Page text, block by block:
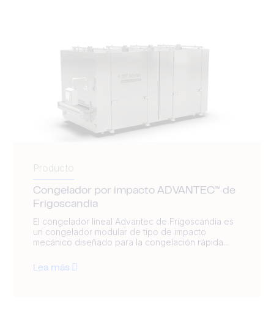
Producto
Congelador por impacto ADVANTEC™ de
Frigoscandia
El congelador lineal Advantec de Frigoscandia es
un congelador modular de tipo de impacto
mecánico diseñado para la congelación rápida...
Lea más